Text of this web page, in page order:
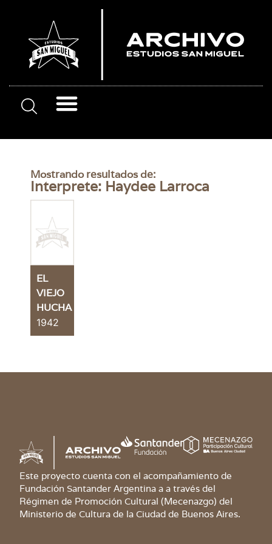
Mostrando resultados de:
Interprete: Haydee Larroca
EL
VIEJO
HUCHA
1942
Este proyecto cuenta con el acompañamiento de
Fundación Santander Argentina a a través del
Régimen de Promoción Cultural (Mecenazgo) del
Ministerio de Cultura de la Ciudad de Buenos Aires.